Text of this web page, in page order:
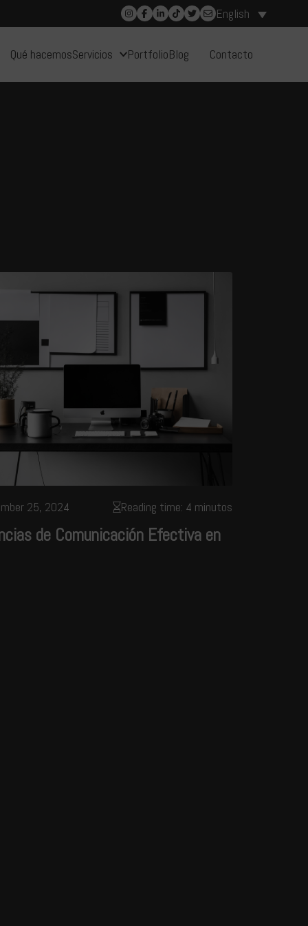
English
Qué hacemosServicios PortfolioBlog Contacto
25, 2024 Reading time: 4 minutos
de Comunicación Efectiva en